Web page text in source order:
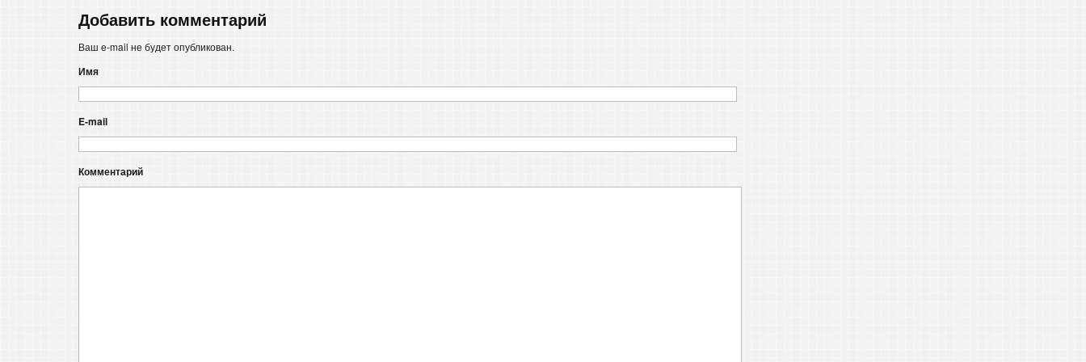
Добавить комментарий
Ваш e-mail не будет опубликован.
Имя
E-mail
Комментарий